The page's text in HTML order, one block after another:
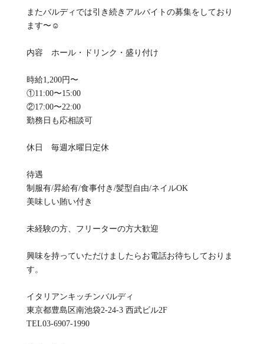
またバルディでは引き続きアルバイトの募集をしており
ます〜☺️
内容 ホール・ドリンク・盛り付け
時給1,200円〜
①11:00〜15:00
②17:00〜22:00
勤務日も応相談可
休日 毎週水曜日定休
待遇
制服有/昇給有/食事付き/髪型自由/ネイルOK
美味しい賄い付き
未経験の方、フリーターの方大歓迎
興味を持っていただけましたらお電話お待ちしておりま
す。
イタリアンキッチンバルディ
東京都豊島区南池袋2-24-3 西武ビル2F
TEL03-6907-1990